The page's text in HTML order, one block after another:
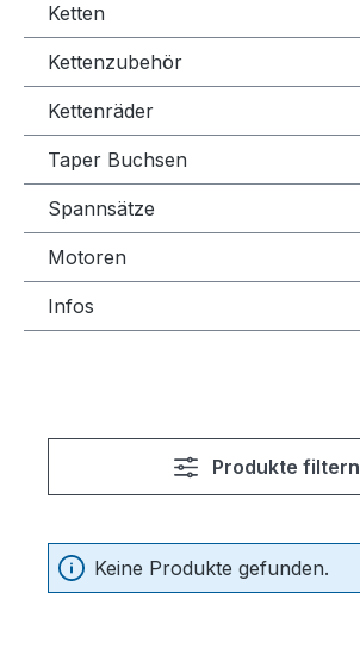
Ketten
Kettenzubehör
Kettenräder
Taper Buchsen
Spannsätze
Motoren
Infos
Produkte filtern
Keine Produkte gefunden.